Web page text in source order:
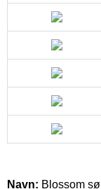
Navn: Blossom